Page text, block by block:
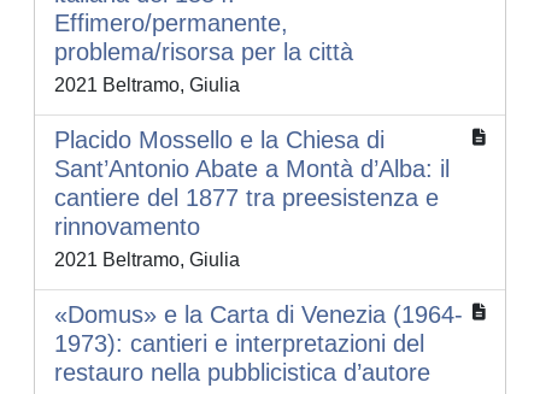
Effimero/permanente,
problema/risorsa per la città
2021 Beltramo, Giulia
Placido Mossello e la Chiesa di
Sant’Antonio Abate a Montà d’Alba: il
cantiere del 1877 tra preesistenza e
rinnovamento
2021 Beltramo, Giulia
«Domus» e la Carta di Venezia (1964-
1973): cantieri e interpretazioni del
restauro nella pubblicistica d’autore